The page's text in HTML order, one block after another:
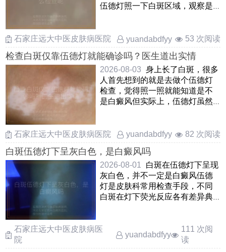
伍德灯照一下白斑区域，观察是
石家庄远大中医皮肤病医院
yuandabdfyy 53 次阅读
检查白斑仅靠伍德灯就能确诊吗？医生道出实情
2026-08-03 身上长了白斑，很多
人首先想到的就是去做个伍德灯
检查，觉得照一照就能知道是不
是白癜风但实际上，伍德灯虽然
石家庄远大中医皮肤病医院 yuandabdfyy 82 次阅读
白斑伍德灯下呈灰白色，是白癜风吗
2026-08-01
白斑在伍德灯下呈现
灰白色，并不一定是白癜风伍德
灯是皮肤科常用检查手段，不同
白斑在灯下荧光反应各有差异典
石家庄远大中医皮肤病医
院
yuandabdfyy
111 次阅
读